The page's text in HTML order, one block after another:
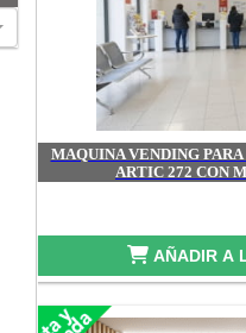
MAQUINA VENDING
ARTIC 272 CON
AÑADIR A